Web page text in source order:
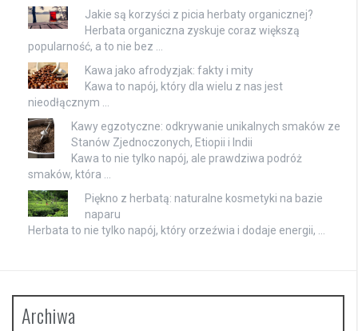
Jakie są korzyści z picia herbaty organicznej?
Herbata organiczna zyskuje coraz większą
popularność, a to nie bez …
Kawa jako afrodyzjak: fakty i mity
Kawa to napój, który dla wielu z nas jest
nieodłącznym …
Kawy egzotyczne: odkrywanie unikalnych smaków ze
Stanów Zjednoczonych, Etiopii i Indii
Kawa to nie tylko napój, ale prawdziwa podróż
smaków, która …
Piękno z herbatą: naturalne kosmetyki na bazie
naparu
Herbata to nie tylko napój, który orzeźwia i dodaje energii, …
Archiwa